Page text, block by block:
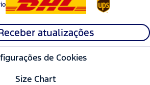
atualizações
de Cookies
Size Chart